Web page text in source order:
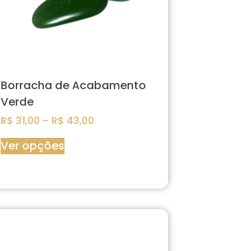
Borracha de Acabamento
Verde
R$ 31,00 – R$ 43,00
Ver opções